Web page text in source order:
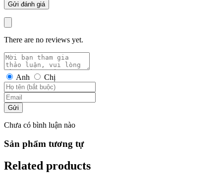
There are no reviews yet.
Anh Chị
Gửi
Chưa có bình luận nào
Sản phẩm tương tự
Related products